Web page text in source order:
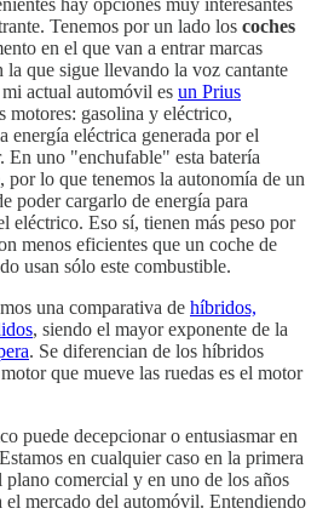
Tenemos por un lado los coches
en el que van a entrar marcas
la que sigue llevando la voz cantante
actual automóvil es un Prius
motores: gasolina y eléctrico,
energía eléctrica generada por el
uno "enchufable" esta batería
por lo que tenemos la autonomía de un
poder cargarlo de energía para
eléctrico. Eso sí, tienen más peso por
menos eficientes que un coche de
usan sólo este combustible.
una comparativa de híbridos,
, siendo el mayor exponente de la
. Se diferencian de los híbridos
que mueve las ruedas es el motor
puede decepcionar o entusiasmar en
en cualquier caso en la primera
comercial y en uno de los años
el mercado del automóvil. Entendiendo